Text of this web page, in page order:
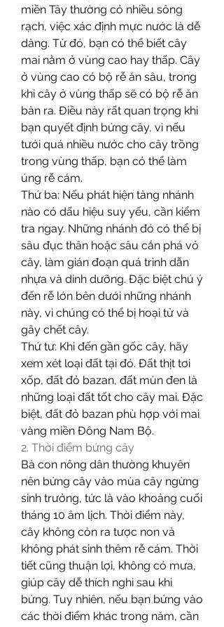
miền Tây thường có nhiều sông
rạch, việc xác định mực nước là dễ
dàng. Từ đó, bạn có thể biết cây
mai nằm ở vùng cao hay thấp. Cây
ở vùng cao có bộ rễ ăn sâu, trong
khi cây ở vùng thấp sẽ có bộ rễ ăn
bàn ra. Điều này rất quan trọng khi
bạn quyết định bứng cây, vì nếu
tưới quá nhiều nước cho cây trồng
trong vùng thấp, bạn có thể làm
úng rễ cám.
Thứ ba: Nếu phát hiện tàng nhánh
nào có dấu hiệu suy yếu, cần kiểm
tra ngay. Những nhánh đó có thể bị
sâu đục thân hoặc sâu cắn phá vỏ
cây, làm gián đoạn quá trình dẫn
nhựa và dinh dưỡng. Đặc biệt chú ý
đến rễ lớn bên dưới những nhánh
này, vì chúng có thể bị hoại tử và
gây chết cây.
Thứ tư: Khi đến gần gốc cây, hãy
xem xét loại đất tại đó. Đất thịt tơi
xốp, đất đỏ bazan, đất mùn đen là
những loại đất tốt cho cây mai. Đặc
biệt, đất đỏ bazan phù hợp với mai
vàng miền Đông Nam Bộ.
2. Thời điểm bứng cây
Bà con nông dân thường khuyên
nên bứng cây vào mùa cây ngừng
sinh trưởng, tức là vào khoảng cuối
tháng 10 âm lịch. Thời điểm này,
cây không còn ra tược non và
không phát sinh thêm rễ cám. Thời
tiết cũng thuận lợi, không có mưa,
giúp cây dễ thích nghi sau khi
bứng. Tuy nhiên, nếu bạn bứng vào
các thời điểm khác trong năm, cần